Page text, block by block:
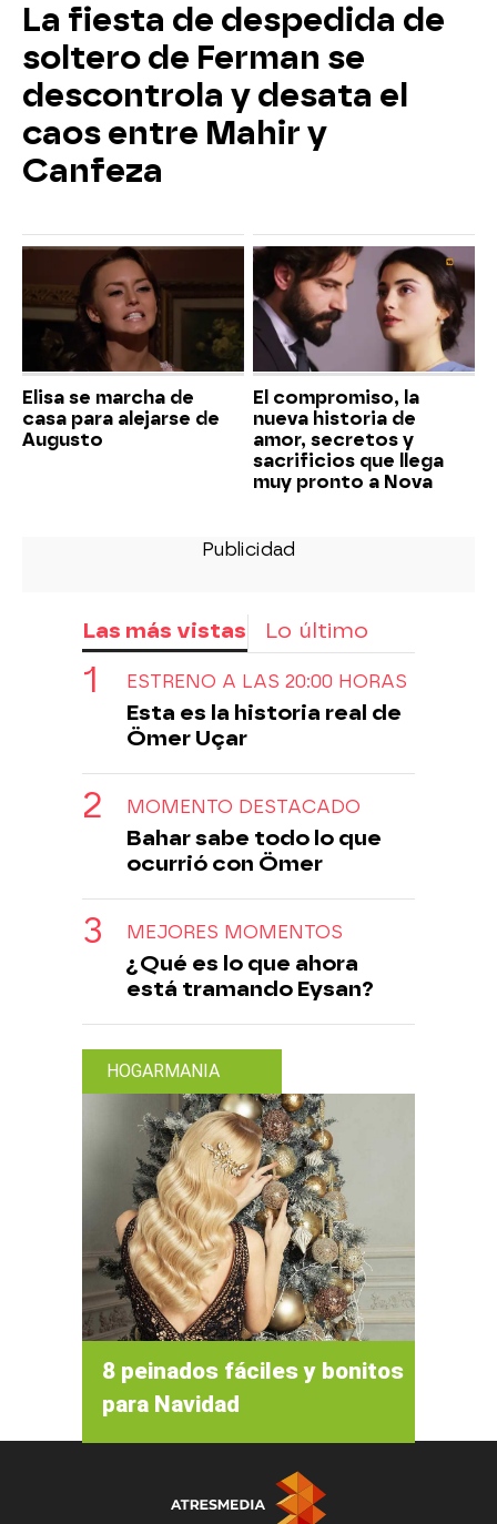
La fiesta de despedida de
soltero de Ferman se
descontrola y desata el
caos entre Mahir y
Canfeza
Elisa se marcha de
casa para alejarse de
Augusto
El compromiso, la
nueva historia de
amor, secretos y
sacrificios que llega
muy pronto a Nova
Las más vistas Lo último
ESTRENO A LAS 20:00 HORAS
Esta es la historia real de
Ömer Uçar
MOMENTO DESTACADO
Bahar sabe todo lo que
ocurrió con Ömer
MEJORES MOMENTOS
¿Qué es lo que ahora
está tramando Eysan?
HOGARMANIA
8 peinados fáciles y bonitos
para Navidad